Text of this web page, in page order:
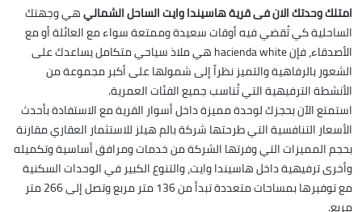
امتلك وحدتك الان فى قرية هاسيندا وايت الساحل الشماليهي وجهتك
الساحلية كي تُقضي فيه أوقات سعيدة وممتعة سواء مع العائلة أو مع
الأصدقاء، فإن hacienda white هي ملاذ سياحي متكامل يساعدك على
الشعور بالرفاهية والتميز نظراً إلى شمولها على أكبر مجموعة من
الأنشطة الترفيهية التي تُناسب جميع الفئات العمرية.
استمتع الآن بحجزك لوحدة مميزة داخل أسوار القرية مع الاستفادة بأحدث
الأسعار التنافسية التي طرحتها شركة بالم هيلز للاستثمار العقاري مقارنة
بحجم المميزات التي وفرتها الشركة من خدمات ومرافق أساسية وتكميله
وأخرى ترفيهية داخل هاسيندا وايت، والتنوع الكبير في الوحدات السكنية
مع توفيرها بمساحات متعددة تبدأ من 136 متر مربع وتصل إلى 266 متر
مربع.